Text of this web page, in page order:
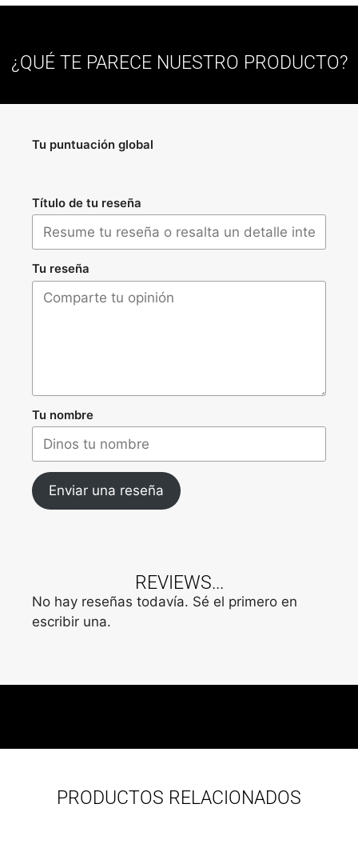
¿QUÉ TE PARECE NUESTRO PRODUCTO?
Tu puntuación global
Título de tu reseña
Tu reseña
Tu nombre
Enviar una reseña
REVIEWS...
No hay reseñas todavía. Sé el primero en
escribir una.
PRODUCTOS RELACIONADOS